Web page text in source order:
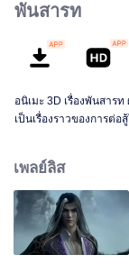
พันสารท
อนิเมะ 3D เรื่องพันสารท ผลิตโดย Tencent Penguin Picures และ Motion Magic
เป็นเรื่องราวของการต่
เพลย์ลิส